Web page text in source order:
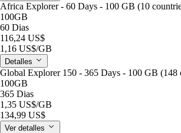
Africa Explorer - 60 Days - 100 GB (10
100GB
60 Dias
116,24 US$
1,16 US$/GB
Detalles
Global Explorer 150 - 365 Days - 100 GB (148
100GB
365 Dias
1,35 US$/GB
134,99 US$
Ver detalles